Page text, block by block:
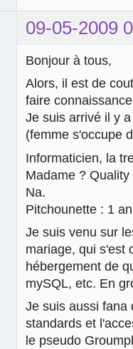
09-05-2009
Bonjour à tous,
Alors, il est de
faire
Je suis arrivé il y
(femme s'occupe
Informaticien, la
Madame ?
Na.
Pitchounette : 1
Je suis venu sur
mariage, qui s'est
hébergement de
mySQL, etc. En
Je suis aussi fana
standards et
le pseudo